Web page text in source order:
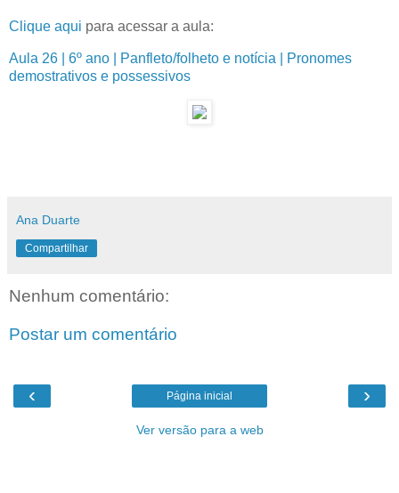
Clique aqui para acessar a aula:
Aula 26 | 6º ano | Panfleto/folheto e notícia | Pronomes
demostrativos e possessivos
Ana Duarte
Compartilhar
Nenhum comentário:
Postar um comentário
‹ ›
Página inicial
Ver versão para a web